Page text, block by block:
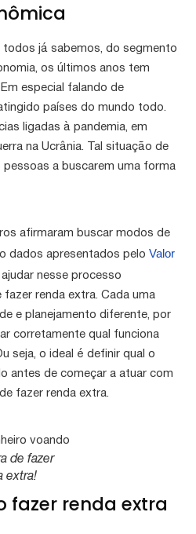
já sabemos, do segmento
os últimos anos tem
especial falando de
países do mundo todo.
ligadas à pandemia, em
na Ucrânia. Tal situação de
a buscarem uma forma
afirmaram buscar modos de
dados apresentados pelo Valor
nesse processo
renda extra. Cada uma
e planejamento diferente, por
corretamente qual funciona
seja, o ideal é definir qual o
antes de começar a atuar com
fazer renda extra.
de fazer
extra!
fazer renda extra